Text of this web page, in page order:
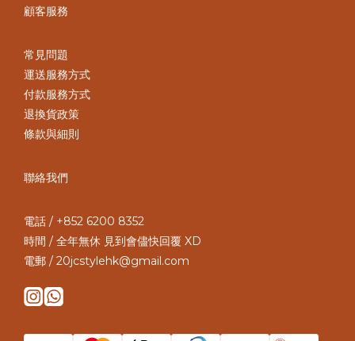
顧客服務
常見問題
運送服務方式
付款服務方式
退換貨政策
條款與細則
聯絡我們
電話 / +852 6200 8352
時間 / 全年無休 見到會儘快回覆 XD
電郵 / 20jcstylehk@gmail.com